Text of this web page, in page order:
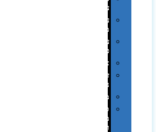
עטים
עטי
מתכת
עטי
פלסטיק
אוזניות
זכרונות
ניידים
מפצלים
סביבת
מחשב
וציוד